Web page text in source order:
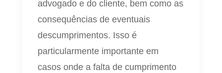
advogado e do cliente, bem como as
consequências de eventuais
descumprimentos. Isso é
particularmente importante em
casos onde a falta de cumprimento